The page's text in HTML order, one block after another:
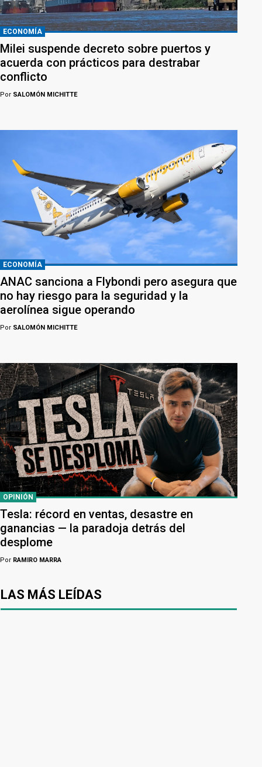
ECONOMÍA
Milei suspende decreto sobre puertos y
acuerda con prácticos para destrabar
conflicto
Por SALOMÓN MICHITTE
ECONOMÍA
ANAC sanciona a Flybondi pero asegura que
no hay riesgo para la seguridad y la
aerolínea sigue operando
Por SALOMÓN MICHITTE
OPINIÓN
Tesla: récord en ventas, desastre en
ganancias — la paradoja detrás del
desplome
Por RAMIRO MARRA
LAS MÁS LEÍDAS